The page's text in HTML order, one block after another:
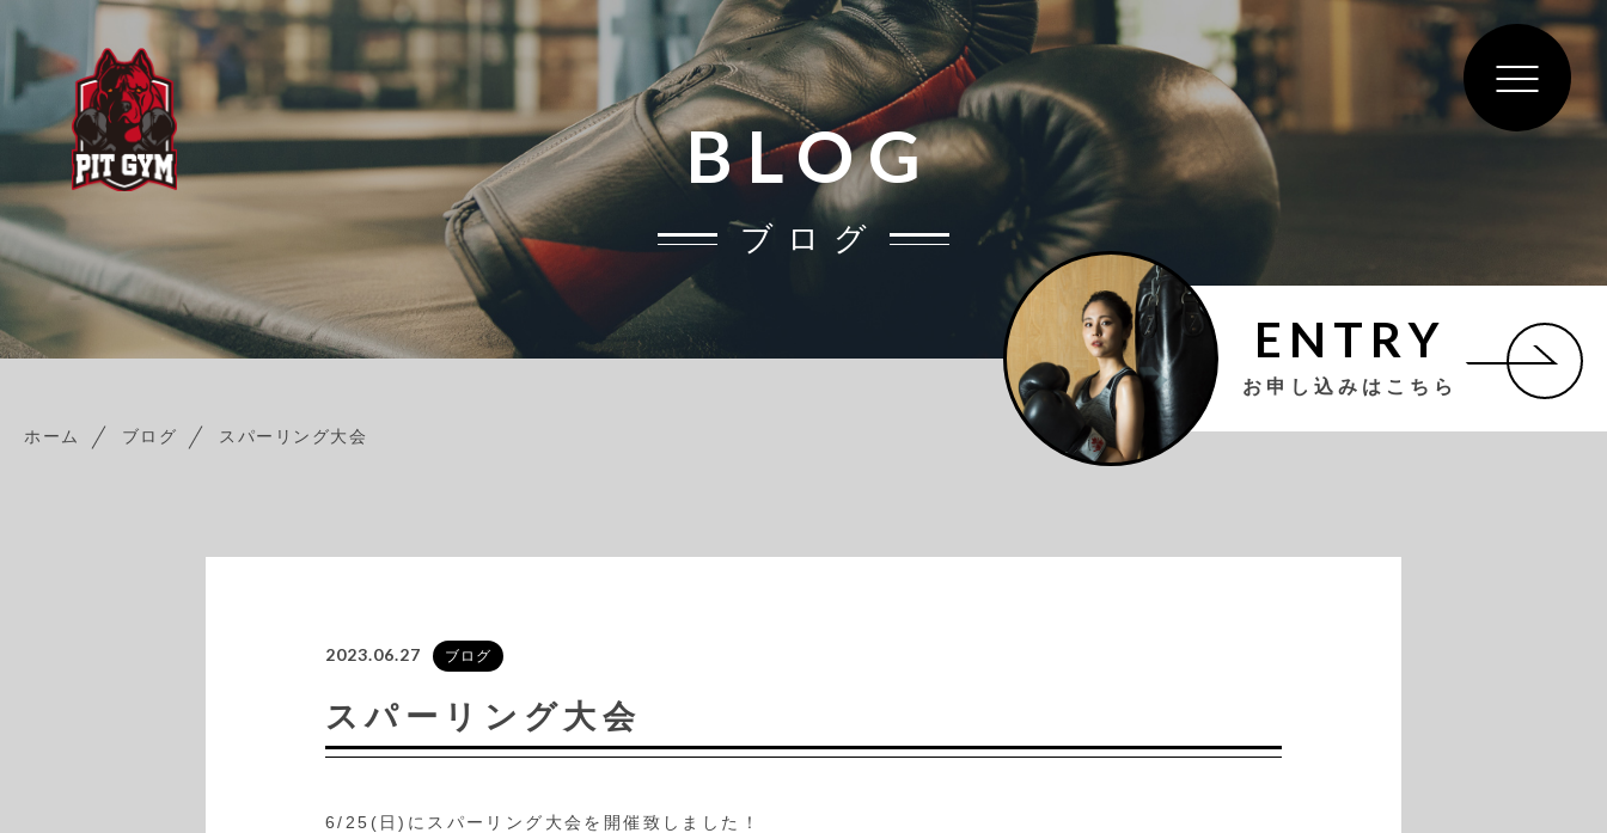
BLOG
ブログ
ENTRY
お申し込みはこちら
ホーム ブログ スパーリング大会
2023.06.27 ブログ
スパーリング大会
6/25(日)にスパーリング大会を開催致しました！